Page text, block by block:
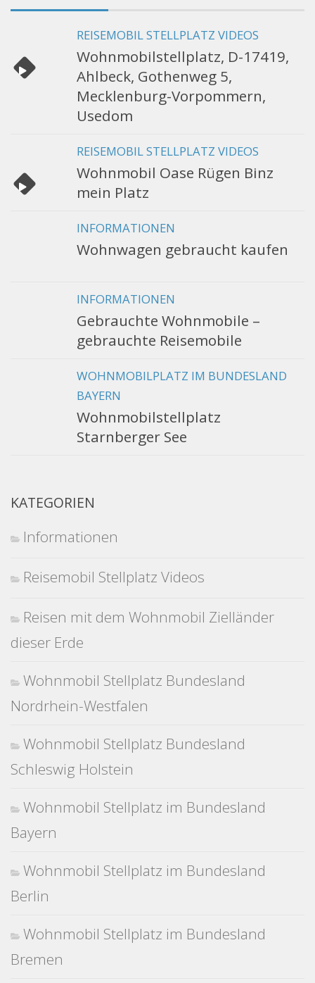
REISEMOBIL STELLPLATZ VIDEOS
Wohnmobilstellplatz, D-17419,
Ahlbeck, Gothenweg 5,
Mecklenburg-Vorpommern,
Usedom
REISEMOBIL STELLPLATZ VIDEOS
Wohnmobil Oase Rügen Binz
mein Platz
INFORMATIONEN
Wohnwagen gebraucht kaufen
INFORMATIONEN
Gebrauchte Wohnmobile –
gebrauchte Reisemobile
WOHNMOBILPLATZ IM BUNDESLAND
BAYERN
Wohnmobilstellplatz
Starnberger See
KATEGORIEN
Informationen
Reisemobil Stellplatz Videos
Reisen mit dem Wohnmobil Zielländer
dieser Erde
Wohnmobil Stellplatz Bundesland
Nordrhein-Westfalen
Wohnmobil Stellplatz Bundesland
Schleswig Holstein
Wohnmobil Stellplatz im Bundesland
Bayern
Wohnmobil Stellplatz im Bundesland
Berlin
Wohnmobil Stellplatz im Bundesland
Bremen